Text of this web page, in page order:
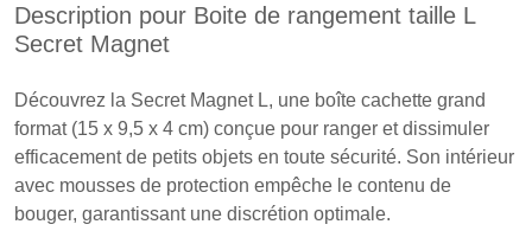
Description pour Boite de rangement taille L
Secret Magnet
Découvrez la Secret Magnet L, une boîte cachette grand
format (15 x 9,5 x 4 cm) conçue pour ranger et dissimuler
efficacement de petits objets en toute sécurité. Son intérieur
avec mousses de protection empêche le contenu de
bouger, garantissant une discrétion optimale.